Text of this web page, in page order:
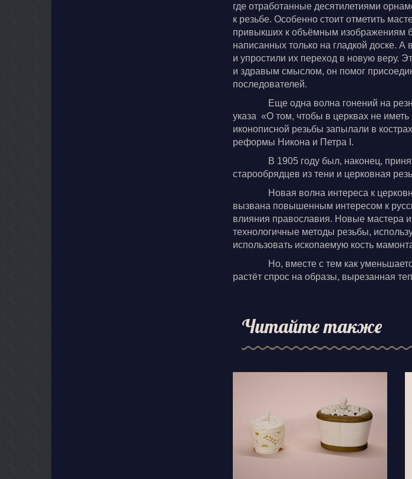
где отработанные десятилетиями
к резьбе. Особенно стоит отметить
привыкших к объёмным изображениям
написанных только на гладкой доске.
и упростили их переход в новую веру.
и здравым смыслом, он помог
последователей.
Еще одна волна гонений на
указа «О том, чтобы в церквах не
иконописной резьбы запылали в
реформы Никона и Петра I.
В 1905 году был, наконец,
старообрядцев из тени и церковная
Новая волна интереса к
вызвана повышенным интересом к
влияния православия. Новые мастера
технологичные методы резьбы,
использовать ископаемую кость
Но, вместе с тем как
растёт спрос на образы, вырезанная
Читайте также